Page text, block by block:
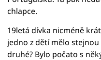
chlapce.
19letá dívka nicméně
jedno z dětí mělo
druhé? Bylo počato s